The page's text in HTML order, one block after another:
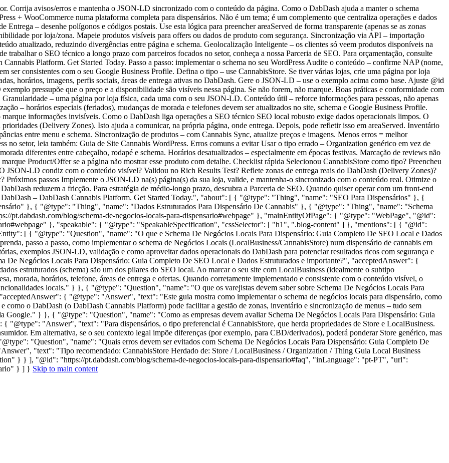
Corrija avisos/erros e mantenha o JSON‑LD sincronizado com o conteúdo da página. Como o DabDash ajuda a manter o schema
+ WooCommerce numa plataforma completa para dispensários. Não é um tema; é um complemento que centraliza operações e dados
Entrega – desenhe polígonos e códigos postais. Use esta lógica para preencher areaServed de forma transparente (apenas se as zonas
por loja/zona. Mapeie produtos visíveis para offers ou dados de produto com segurança. Sincronização via API – importação
atualizado, reduzindo divergências entre página e schema. Geolocalização Inteligente – os clientes só veem produtos disponíveis na
trabalhar o SEO técnico a longo prazo com parceiros focados no setor, conheça a nossa Parceria de SEO. Para orçamentação, consulte
Platform. Get Started Today. Passo a passo: implementar o schema no seu WordPress Audite o conteúdo – confirme NAP (nome,
ser consistentes com o seu Google Business Profile. Defina o tipo – use CannabisStore. Se tiver várias lojas, crie uma página por loja
horários, imagens, perfis sociais, áreas de entrega ativas no DabDash. Gere o JSON‑LD – use o exemplo acima como base. Ajuste @id
exemplo pressupõe que o preço e a disponibilidade são visíveis nessa página. Se não forem, não marque. Boas práticas e conformidade com
– uma página por loja física, cada uma com o seu JSON‑LD. Conteúdo útil – reforce informações para pessoas, não apenas
– horários especiais (feriados), mudanças de morada e telefones devem ser atualizados no site, schema e Google Business Profile.
informações invisíveis. Como o DabDash liga operações a SEO técnico SEO local robusto exige dados operacionais limpos. O
(Delivery Zones). Isto ajuda a comunicar, na própria página, onde entrega. Depois, pode refletir isso em areaServed. Inventário
entre menu e schema. Sincronização de produtos – com Cannabis Sync, atualize preços e imagens. Menos erros = melhor
no setor, leia também: Guia de Site Cannabis WordPress. Erros comuns a evitar Usar o tipo errado – Organization genérico em vez de
diferentes entre cabeçalho, rodapé e schema. Horários desatualizados – especialmente em épocas festivas. Marcação de reviews não
Product/Offer se a página não mostrar esse produto com detalhe. Checklist rápida Selecionou CannabisStore como tipo? Preencheu
JSON‑LD condiz com o conteúdo visível? Validou no Rich Results Test? Reflete zonas de entrega reais do DabDash (Delivery Zones)?
Próximos passos Implemente o JSON‑LD na(s) página(s) da sua loja, valide, e mantenha-o sincronizado com o conteúdo real. Otimize o
reduzem a fricção. Para estratégia de médio-longo prazo, descubra a Parceria de SEO. Quando quiser operar com um front-end
DabDash – DabDash Cannabis Platform. Get Started Today.", "about": [ { "@type": "Thing", "name": "SEO Para Dispensários" }, {
}, { "@type": "Thing", "name": "Dados Estruturados Para Dispensário De Cannabis" }, { "@type": "Thing", "name": "Schema
pt.dabdash.com/blog/schema-de-negocios-locais-para-dispensario#webpage" }, "mainEntityOfPage": { "@type": "WebPage", "@id":
}, "speakable": { "@type": "SpeakableSpecification", "cssSelector": [ "h1", ".blog-content" ] }, "mentions": [ { "@id":
[ { "@type": "Question", "name": "O que e Schema De Negócios Locais Para Dispensário: Guia Completo De SEO Local e Dados
passo a passo, como implementar o schema de Negócios Locais (LocalBusiness/CannabisStore) num dispensário de cannabis em
exemplos JSON‑LD, validação e como aproveitar dados operacionais do DabDash para potenciar resultados ricos com segurança e
Negócios Locais Para Dispensário: Guia Completo De SEO Local e Dados Estruturados e importante?", "acceptedAnswer": {
estruturados (schema) são um dos pilares do SEO local. Ao marcar o seu site com LocalBusiness (idealmente o subtipo
morada, horários, telefone, áreas de entrega e ofertas. Quando corretamente implementado e consistente com o conteúdo visível, o
locais." } }, { "@type": "Question", "name": "O que os varejistas devem saber sobre Schema De Negócios Locais Para
{ "@type": "Answer", "text": "Este guia mostra como implementar o schema de negócios locais para dispensário, como
como o DabDash (o DabDash Cannabis Platform) pode facilitar a gestão de zonas, inventário e sincronização de menus – tudo sem
Google." } }, { "@type": "Question", "name": "Como as empresas devem avaliar Schema De Negócios Locais Para Dispensário: Guia
"@type": "Answer", "text": "Para dispensários, o tipo preferencial é CannabisStore, que herda propriedades de Store e LocalBusiness.
Em alternativa, se o seu contexto legal impõe diferenças (por exemplo, para CBD/derivados), poderá ponderar Store genérico, mas
"Question", "name": "Quais erros devem ser evitados com Schema De Negócios Locais Para Dispensário: Guia Completo De
"text": "Tipo recomendado: CannabisStore Herdado de: Store / LocalBusiness / Organization / Thing Guia Local Business
} } ], "@id": "https://pt.dabdash.com/blog/schema-de-negocios-locais-para-dispensario#faq", "inLanguage": "pt-PT", "url":
} ] } Skip to main content